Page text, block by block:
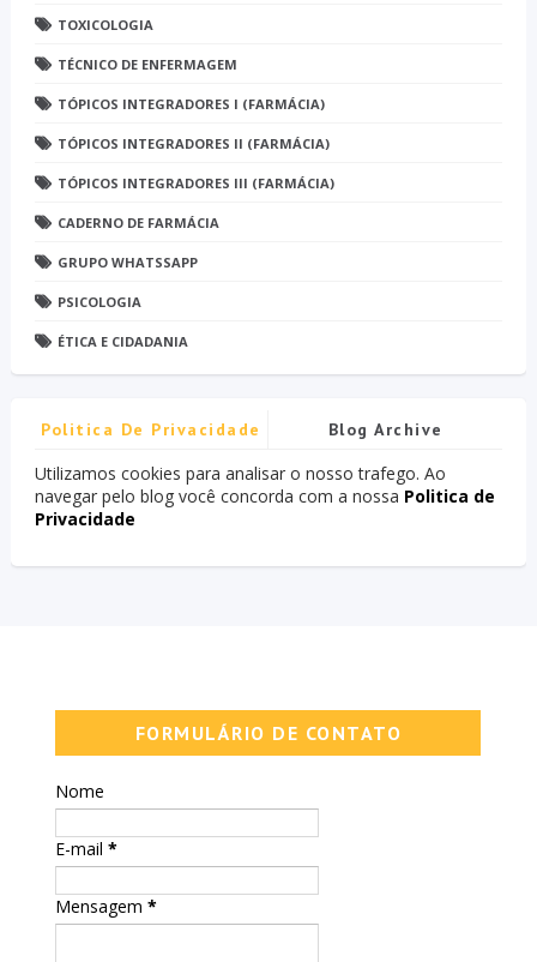
TOXICOLOGIA
TÉCNICO DE ENFERMAGEM
TÓPICOS INTEGRADORES I (FARMÁCIA)
TÓPICOS INTEGRADORES II (FARMÁCIA)
TÓPICOS INTEGRADORES III (FARMÁCIA)
CADERNO DE FARMÁCIA
GRUPO WHATSSAPP
PSICOLOGIA
ÉTICA E CIDADANIA
Politica De Privacidade Blog Archive
Utilizamos cookies para analisar o nosso trafego. Ao
navegar pelo blog você concorda com a nossa Politica de
Privacidade
FORMULÁRIO DE CONTATO
Nome
E-mail*
Mensagem*